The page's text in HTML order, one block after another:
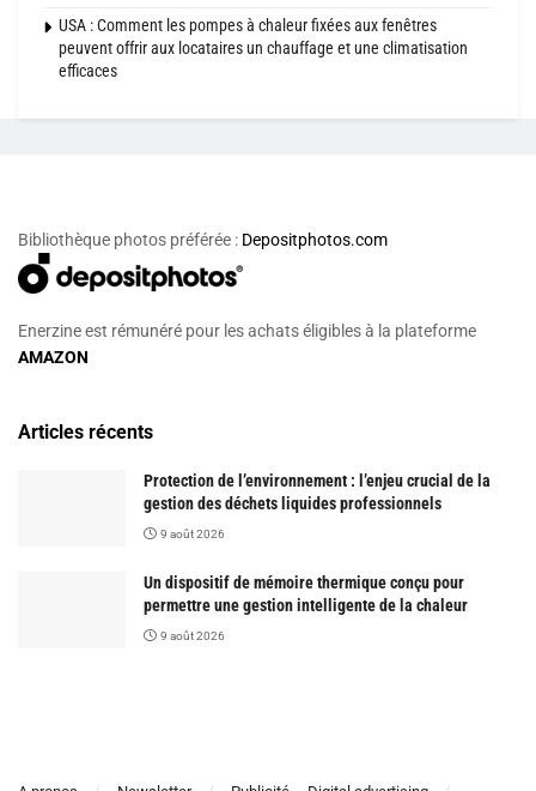
USA : Comment les pompes à chaleur fixées aux fenêtres
peuvent offrir aux locataires un chauffage et une climatisation
efficaces
Bibliothèque photos préférée : Depositphotos.com
Enerzine est rémunéré pour les achats éligibles à la plateforme
AMAZON
Articles récents
Protection de l’environnement : l’enjeu crucial de la
gestion des déchets liquides professionnels
9 août 2026
Un dispositif de mémoire thermique conçu pour
permettre une gestion intelligente de la chaleur
9 août 2026